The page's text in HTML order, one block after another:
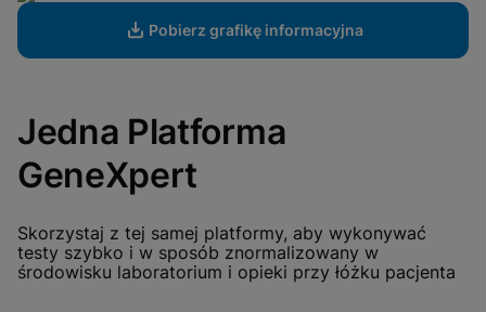
Pobierz grafikę informacyjna
Jedna Platforma
GeneXpert
Skorzystaj z tej samej platformy, aby wykonywać
testy szybko i w sposób znormalizowany w
środowisku laboratorium i opieki przy łóżku pacjenta